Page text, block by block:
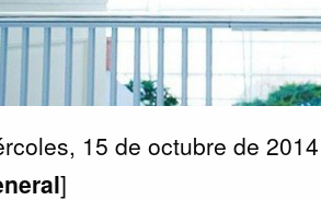
15 de octubre de
]